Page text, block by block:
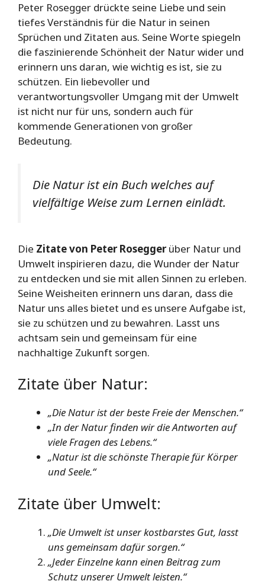
Peter Rosegger drückte seine Liebe und sein
tiefes Verständnis für die Natur in seinen
Sprüchen und Zitaten aus. Seine Worte spiegeln
die faszinierende Schönheit der Natur wider und
erinnern uns daran, wie wichtig es ist, sie zu
schützen. Ein liebevoller und
verantwortungsvoller Umgang mit der Umwelt
ist nicht nur für uns, sondern auch für
kommende Generationen von großer
Bedeutung.
Die Natur ist ein Buch welches auf
vielfältige Weise zum Lernen einlädt.
Die Zitate von Peter Roseggerüber Natur und
Umwelt inspirieren dazu, die Wunder der Natur
zu entdecken und sie mit allen Sinnen zu erleben.
Seine Weisheiten erinnern uns daran, dass die
Natur uns alles bietet und es unsere Aufgabe ist,
sie zu schützen und zu bewahren. Lasst uns
achtsam sein und gemeinsam für eine
nachhaltige Zukunft sorgen.
Zitate über Natur:
„Die Natur ist der beste Freie der Menschen.“
„In der Natur finden wir die Antworten auf
viele Fragen des Lebens.“
„Natur ist die schönste Therapie für Körper
und Seele.“
Zitate über Umwelt:
„Die Umwelt ist unser kostbarstes Gut, lasst
uns gemeinsam dafür sorgen.“
„Jeder Einzelne kann einen Beitrag zum
Schutz unserer Umwelt leisten.“